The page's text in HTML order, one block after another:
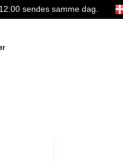
sendes samme dag.